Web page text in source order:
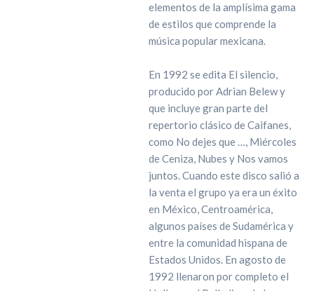
elementos de la amplísima gama
de estilos que comprende la
música popular mexicana.
En 1992 se edita El silencio,
producido por Adrian Belew y
que incluye gran parte del
repertorio clásico de Caifanes,
como No dejes que …, Miércoles
de Ceniza, Nubes y Nos vamos
juntos. Cuando este disco salió a
la venta el grupo ya era un éxito
en México, Centroamérica,
algunos países de Sudamérica y
entre la comunidad hispana de
Estados Unidos. En agosto de
1992 llenaron por completo el